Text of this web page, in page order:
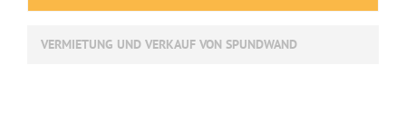
VERMIETUNG UND VERKAUF VON SPUNDWAND